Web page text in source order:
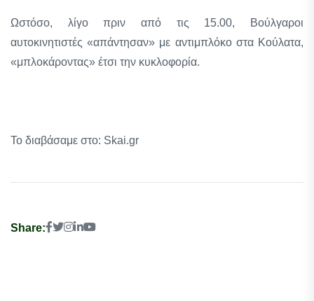
Ωστόσο, λίγο πριν από τις 15.00, Βούλγαροι
αυτοκινητιστές «απάντησαν» με αντιμπλόκο στα Κούλατα,
«μπλοκάροντας» έτσι την κυκλοφορία.
Το διαβάσαμε στο: Skai.gr
Share: